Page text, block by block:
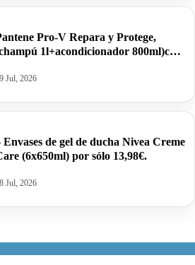
Pro-V Repara y Protege,
1l+acondicionador 800ml)con
Jul, 2026
Envases de gel de ducha Nivea Creme
(6x650ml) por sólo 13,98€.
Jul, 2026